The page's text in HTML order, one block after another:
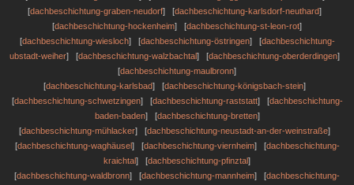
[dachbeschichtung-graben-neudorf] [dachbeschichtung-karlsdorf-neuthard]
[dachbeschichtung-hockenheim] [dachbeschichtung-st-leon-rot]
[dachbeschichtung-wiesloch] [dachbeschichtung-östringen] [dachbeschichtung-
ubstadt-weiher] [dachbeschichtung-walzbachtal] [dachbeschichtung-oberderdingen]
[dachbeschichtung-maulbronn]
[dachbeschichtung-karlsbad] [dachbeschichtung-königsbach-stein]
[dachbeschichtung-schwetzingen] [dachbeschichtung-raststatt] [dachbeschichtung-
baden-baden] [dachbeschichtung-bretten]
[dachbeschichtung-mühlacker] [dachbeschichtung-neustadt-an-der-weinstraße]
[dachbeschichtung-waghäusel] [dachbeschichtung-viernheim] [dachbeschichtung-
kraichtal] [dachbeschichtung-pfinztal]
[dachbeschichtung-waldbronn] [dachbeschichtung-mannheim] [dachbeschichtung-